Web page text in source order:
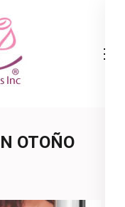
Ropa Interior
800.825.9452
OTOÑO